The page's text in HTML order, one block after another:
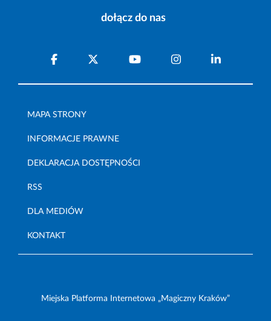
dołącz do nas
MAPA STRONY
INFORMACJE PRAWNE
DEKLARACJA DOSTĘPNOŚCI
RSS
DLA MEDIÓW
KONTAKT
Miejska Platforma Internetowa „Magiczny Kraków”